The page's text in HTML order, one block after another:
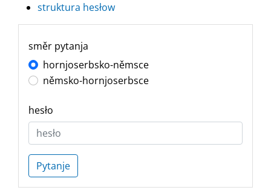
struktura hesłow
směr pytanja
hornjoserbsko-němsce
němsko-hornjoserbsce
hesło
Pytanje